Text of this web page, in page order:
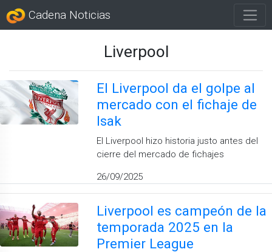
Cadena Noticias
Liverpool
El Liverpool da el golpe al
mercado con el fichaje de
Isak
El Liverpool hizo historia justo antes del
cierre del mercado de fichajes
26/09/2025
Liverpool es campeón de la
temporada 2025 en la
Premier League